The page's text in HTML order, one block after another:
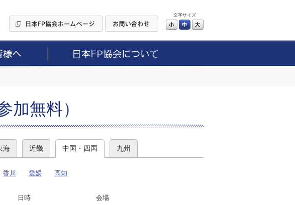
文字サイズ
小 中
加無料）
海 近畿 中国・四国 九州
香川 愛媛 高知
日時 会場